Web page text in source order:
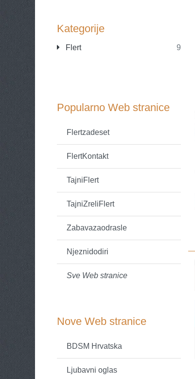
Kategorije
Flert 9
Popularno Web stranice
Flertzadeset
FlertKontakt
TajniFlert
TajniZreliFlert
Zabavazaodrasle
Njeznidodiri
Sve Web stranice
Nove Web stranice
BDSM Hrvatska
Ljubavni oglas